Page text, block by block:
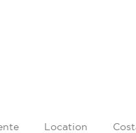
Location